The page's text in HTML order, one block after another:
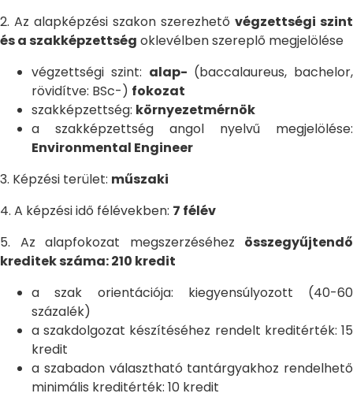
2. Az alapképzési szakon szerezhető végzettségi szint
és a szakképzettség oklevélben szereplő megjelölése
végzettségi szint: alap- (baccalaureus, bachelor,
rövidítve: BSc-) fokozat
szakképzettség: környezetmérnök
a szakképzettség angol nyelvű megjelölése:
Environmental Engineer
3. Képzési terület: műszaki
4. A képzési idő félévekben: 7 félév
5. Az alapfokozat megszerzéséhez összegyűjtendő
kreditek száma: 210 kredit
a szak orientációja: kiegyensúlyozott (40-60
százalék)
a szakdolgozat készítéséhez rendelt kreditérték: 15
kredit
a szabadon választható tantárgyakhoz rendelhető
minimális kreditérték: 10 kredit